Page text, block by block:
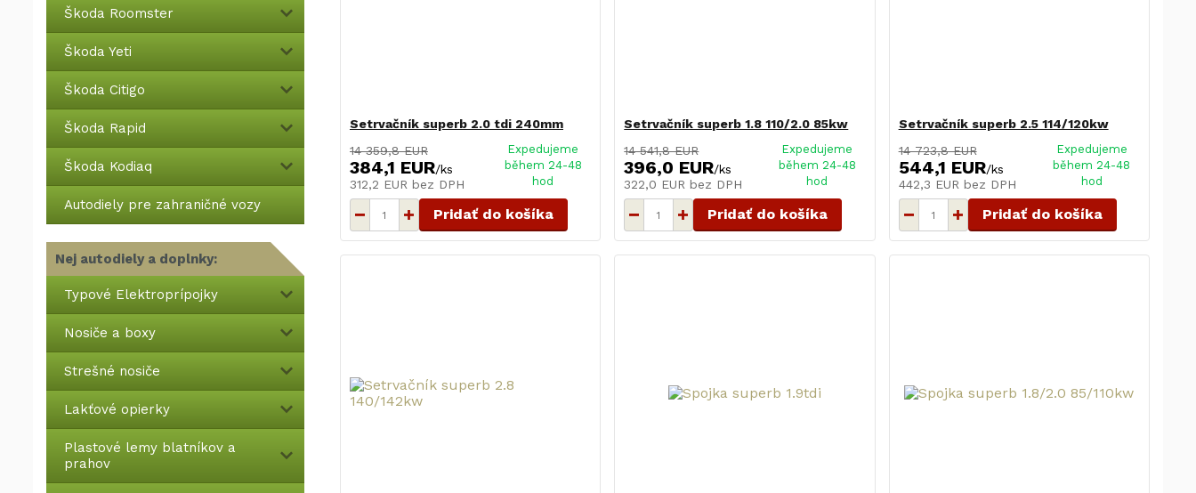
Škoda Roomster
Škoda Yeti
Škoda Citigo
Škoda Rapid
Škoda Kodiaq
Autodiely pre zahraničné vozy
Nej autodiely a doplnky:
Typové Elektroprípojky
Nosiče a boxy
Strešné nosiče
Lakťové opierky
Plastové lemy blatníkov a
prahov
Setrvačník superb 2.0 tdi 240mm
14 359,8 EUR
384,1 EUR/ks
312,2 EUR bez DPH
Expedujeme
během 24-48
hod
Pridať do košíka
Setrvačník superb 1.8 110/2.0 85kw
14 541,8 EUR
396,0 EUR/ks
322,0 EUR bez DPH
Expedujeme
během 24-48
hod
Pridať do košíka
Setrvačník superb 2.5 114/120kw
14 723,8 EUR
544,1 EUR/ks
442,3 EUR bez DPH
Expedujeme
během 24-48
hod
Pridať do košíka